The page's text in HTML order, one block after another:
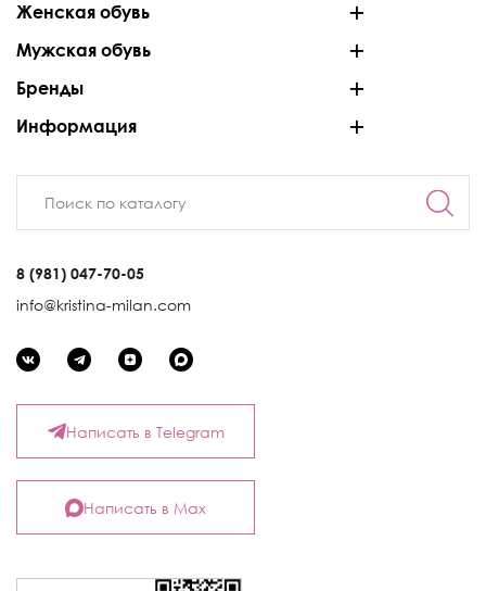
Женская обувь
Мужская обувь
Бренды
Информация
8 (981) 047-70-05
info@kristina-milan.com
Написать в Telegram
Написать в Max